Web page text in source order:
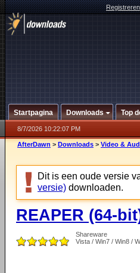
Registreren
Startpagina Downloads Top
8/7/2026 10:22:07 PM
AfterDawn > Downloads > Video &
Dit is een oude versie
versie) downloaden.
REAPER (64-
Shareware
Vista / Win7 / Win8 /